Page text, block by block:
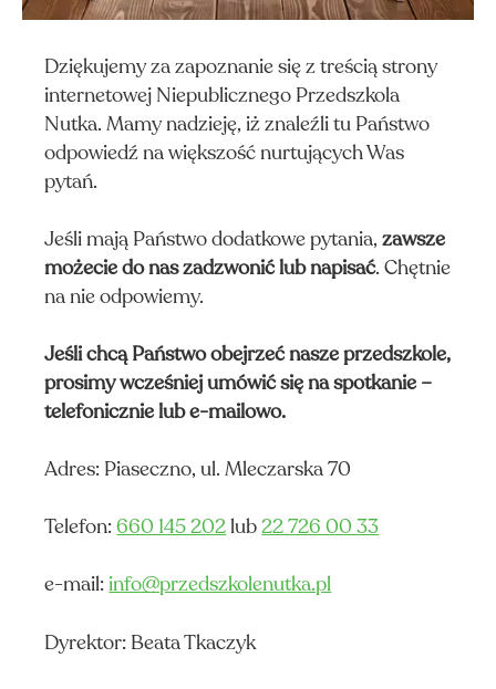
Dziękujemy za zapoznanie się z treścią strony
internetowej Niepublicznego Przedszkola
Nutka. Mamy nadzieję, iż znaleźli tu Państwo
odpowiedź na większość nurtujących Was
pytań.
Jeśli mają Państwo dodatkowe pytania,zawsze
możecie do nas zadzwonić lub napisać. Chętnie
na nie odpowiemy.
Jeśli chcą Państwo obejrzeć nasze przedszkole,
prosimy wcześniej umówić się na spotkanie –
telefonicznie lub e-mailowo.
Adres: Piaseczno, ul. Mleczarska 70
Telefon:660 145 202 lub22 726 00 33
e-mail: info@przedszkolenutka.pl
Dyrektor: Beata Tkaczyk